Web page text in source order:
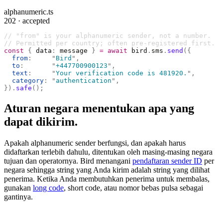
alphanumeric.ts
202 · accepted
// "from" is your alphanumeric sender, not a number.
// Permitted per country; often pre-registered first.
const { data : message } = await bird . sms . send ({
  from
:
     "
Bird " ,
  to
:
       "
+447700900123 " ,
  text
:
     "
Your verification code is 481920. " ,
  category
: " authentication " ,
}). safe ();
Aturan negara menentukan apa yang
dapat dikirim.
Apakah alphanumeric sender berfungsi, dan apakah harus
didaftarkan terlebih dahulu, ditentukan oleh masing-masing negara
tujuan dan operatornya. Bird menangani pendaftaran sender ID per
negara sehingga string yang Anda kirim adalah string yang dilihat
penerima. Ketika Anda membutuhkan penerima untuk membalas,
gunakan long code, short code, atau nomor bebas pulsa sebagai
gantinya.